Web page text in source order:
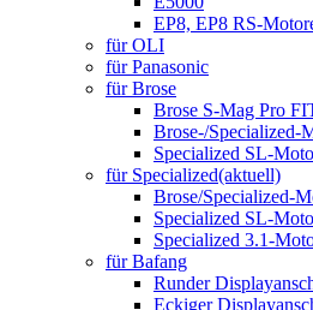
EP8, EP8 RS-
für OLI
für Panasonic
für Brose
Brose S-Mag Pro
Brose-/Specialized-
Specialized SL-
für Specialized(aktuell)
Brose/Specialized-
Specialized SL-
Specialized 3.1-
für Bafang
Runder
Eckiger